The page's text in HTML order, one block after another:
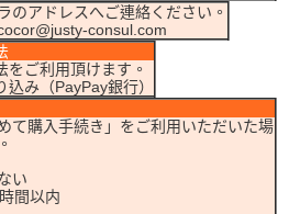
のアドレスへご連絡ください。
consul.com
をご利用頂けます。
込み（PayPay銀行）
て購入手続き」をご利用いただいた場
い
間以内